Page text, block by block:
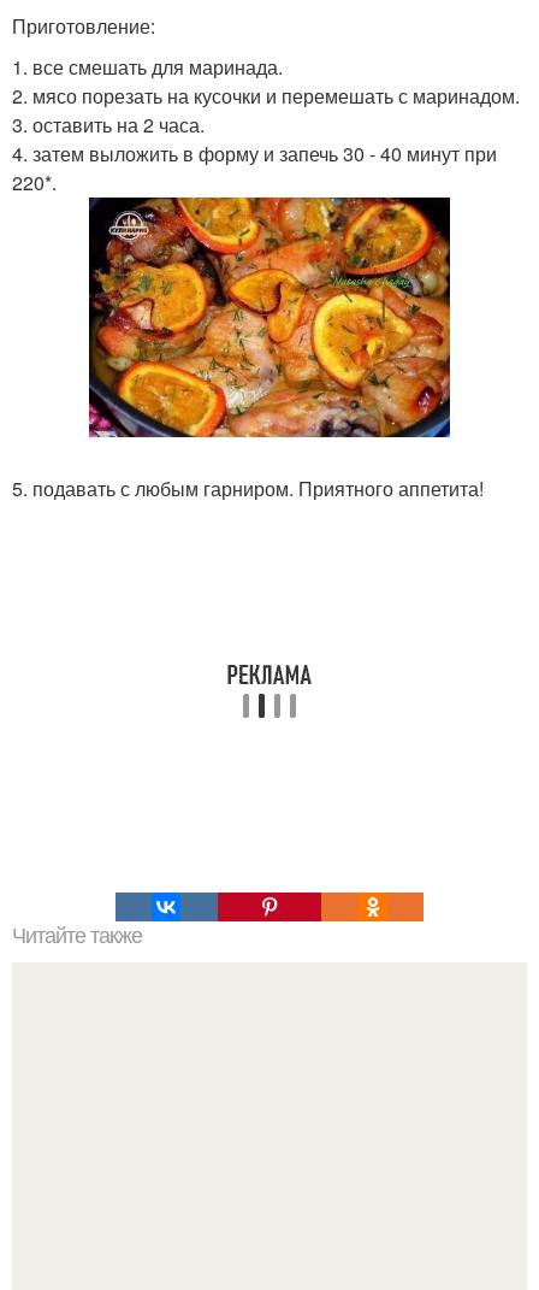
Приготовление:
1. все смешать для маринада.
2. мясо порезать на кусочки и перемешать с маринадом.
3. оставить на 2 часа.
4. затем выложить в форму и запечь 30 - 40 минут при
220*.
5. подавать с любым гарниром. Приятного аппетита!
Читайте также